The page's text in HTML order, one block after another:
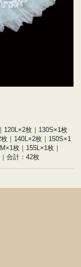
120L×2枚｜130S×1枚
｜140L×2枚｜150S×1
枚｜155L×1枚｜
合計：42枚